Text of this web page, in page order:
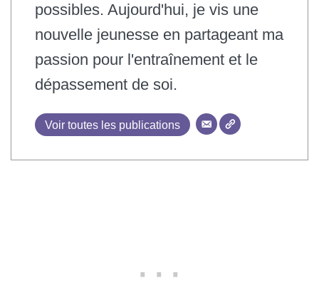
possibles. Aujourd'hui, je vis une
nouvelle jeunesse en partageant ma
passion pour l'entraînement et le
dépassement de soi.
Voir toutes les publications